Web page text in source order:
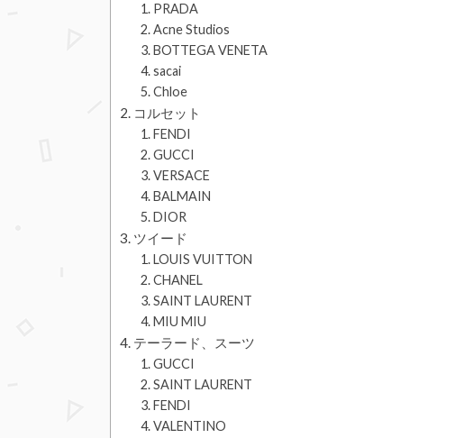
PRADA
Acne Studios
BOTTEGA VENETA
sacai
Chloe
コルセット
FENDI
GUCCI
VERSACE
BALMAIN
DIOR
ツイード
LOUIS VUITTON
CHANEL
SAINT LAURENT
MIU MIU
テーラード、スーツ
GUCCI
SAINT LAURENT
FENDI
VALENTINO